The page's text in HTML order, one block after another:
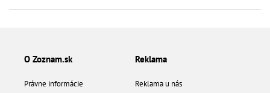
O Zoznam.sk
Právne informácie
Reklama
Reklama u nás